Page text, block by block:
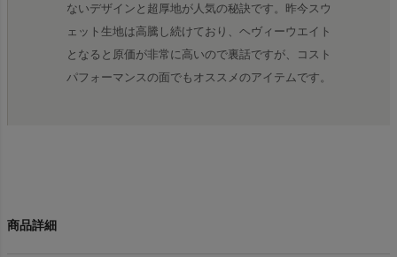
ないデザインと超厚地が人気の秘訣です。昨今スウ
ェット生地は高騰し続けており、ヘヴィーウエイト
となると原価が非常に高いので裏話ですが、コスト
パフォーマンスの面でもオススメのアイテムです。
商品詳細